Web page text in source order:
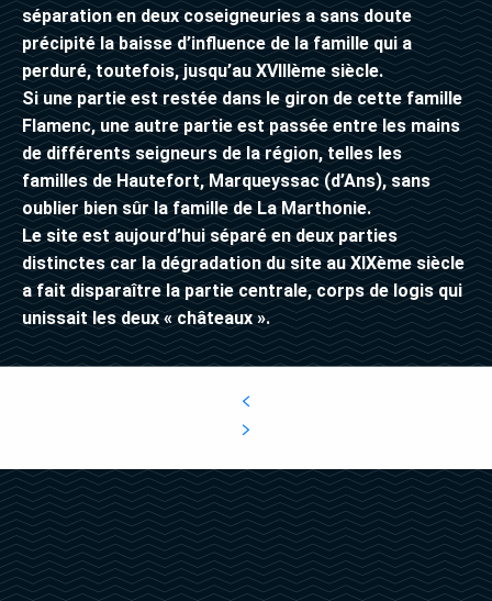
séparation en deux coseigneuries a sans doute
précipité la baisse d’influence de la famille qui a
perduré, toutefois, jusqu’au XVIIIème siècle.
Si une partie est restée dans le giron de cette famille
Flamenc, une autre partie est passée entre les mains
de différents seigneurs de la région, telles les
familles de Hautefort, Marqueyssac (d’Ans), sans
oublier bien sûr la famille de La Marthonie.
Le site est aujourd’hui séparé en deux parties
distinctes car la dégradation du site au XIXème siècle
a fait disparaître la partie centrale, corps de logis qui
unissait les deux « châteaux ».